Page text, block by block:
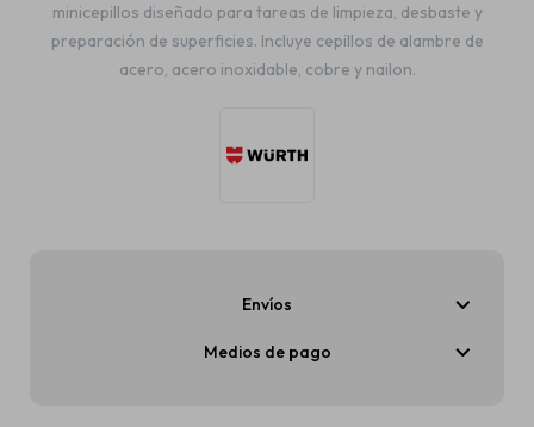
minicepillos diseñado para tareas de limpieza, desbaste y
preparación de superficies. Incluye cepillos de alambre de
acero, acero inoxidable, cobre y nailon.
Envíos
Medios de pago
Repuestos